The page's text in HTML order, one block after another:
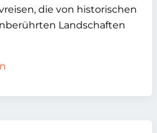
die von historischen
Landschaften